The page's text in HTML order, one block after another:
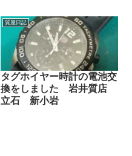
識、コネク...
質屋日記
タグホイヤー時計の電池交
換をしました 岩井質店
立石 新小岩